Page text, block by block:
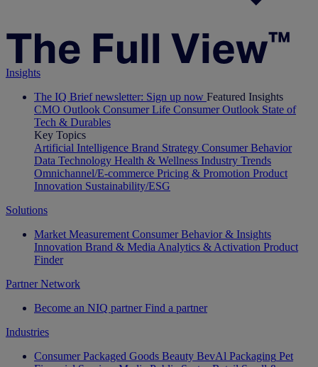
Insights
The IQ Brief newsletter: Sign up now Featured Insights
CMO Outlook Consumer Life Consumer Outlook State of
Tech & Durables
Key Topics
Artificial Intelligence Brand Strategy Consumer Behavior
Data Technology Health & Wellness Industry Trends
Omnichannel/E-commerce Pricing & Promotion Product
Innovation Sustainability/ESG
Solutions
Market Measurement Consumer Behavior & Insights
Innovation Brand & Media Analytics & Activation Product
Finder
Partner Network
Become an NIQ partner Find a partner
Industries
Consumer Packaged Goods Beauty BevAl Packaging Pet